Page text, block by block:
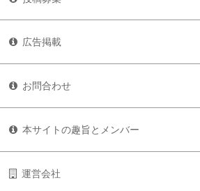
広告掲載
お問合わせ
本サイトの趣旨とメンバー
運営会社